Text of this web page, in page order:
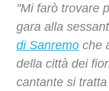
"Mi farò trovare
gara alla
di Sanremo che
della città dei
cantante si